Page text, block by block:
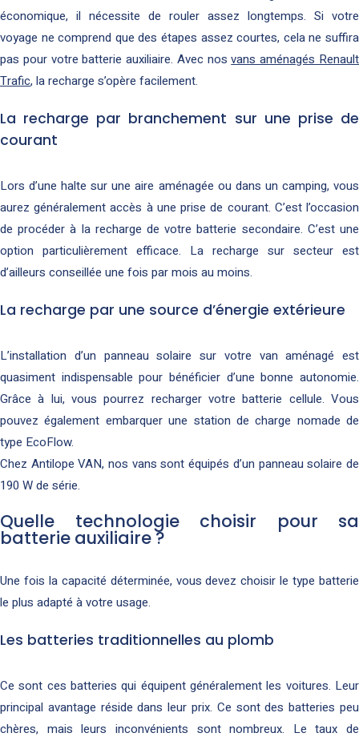
économique, il nécessite de rouler assez longtemps. Si votre
voyage ne comprend que des étapes assez courtes, cela ne suffira
pas pour votre batterie auxiliaire. Avec nosvans aménagés Renault
Trafic, la recharge s’opère facilement.
La recharge par branchement sur une prise de
courant
Lors d’une halte sur une aire aménagée ou dans un camping, vous
aurez généralement accès à une prise de courant. C’est l’occasion
de procéder à la recharge de votre batterie secondaire. C’est une
option particulièrement efficace. La recharge sur secteur est
d’ailleurs conseillée une fois par mois au moins.
La recharge par une source d’énergie extérieure
L’installation d’un panneau solaire sur votre van aménagé est
quasiment indispensable pour bénéficier d’une bonne autonomie.
Grâce à lui, vous pourrez recharger votre batterie cellule. Vous
pouvez également embarquer une station de charge nomade de
type EcoFlow.
Chez Antilope VAN, nos vans sont équipés d’un panneau solaire de
190 W de série.
Quelle technologie choisir pour sa
batterie auxiliaire ?
Une fois la capacité déterminée, vous devez choisir le type batterie
le plus adapté à votre usage.
Les batteries traditionnelles au plomb
Ce sont ces batteries qui équipent généralement les voitures. Leur
principal avantage réside dans leur prix. Ce sont des batteries peu
chères, mais leurs inconvénients sont nombreux. Le taux de